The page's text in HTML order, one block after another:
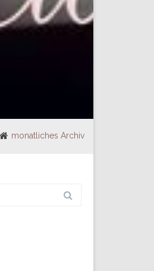
monatliches Archiv